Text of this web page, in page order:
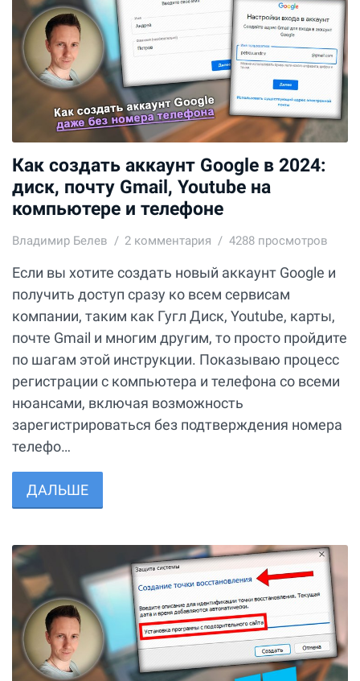
Как создать аккаунт Google в 2024:
диск, почту Gmail, Youtube на
компьютере и телефоне
Владимир Белев 2 комментария 4288 просмотров
Если вы хотите создать новый аккаунт Google и
получить доступ сразу ко всем сервисам
компании, таким как Гугл Диск, Youtube, карты,
почте Gmail и многим другим, то просто пройдите
по шагам этой инструкции. Показываю процесс
регистрации с компьютера и телефона со всеми
нюансами, включая возможность
зарегистрироваться без подтверждения номера
телефо…
ДАЛЬШЕ